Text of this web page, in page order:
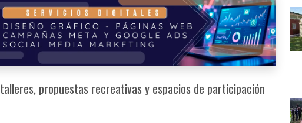
propuestas recreativas y espacios de participación